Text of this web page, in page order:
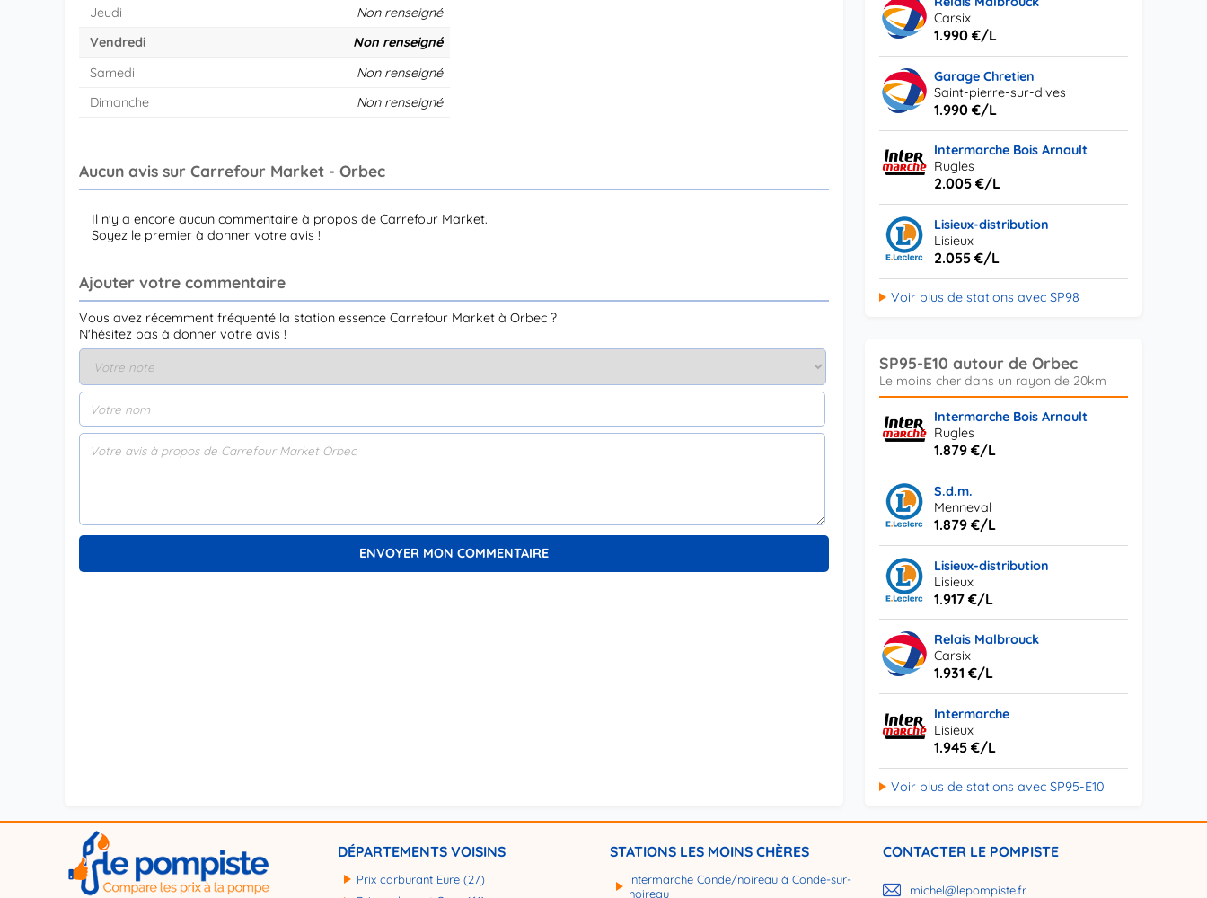
Jeudi
Non renseigné
Vendredi
Non renseigné
Samedi
Non renseigné
Dimanche
Non renseigné
Aucun avis sur Carrefour Market - Orbec
Il n'y a encore aucun commentaire à propos de Carrefour Market.
Soyez le premier à donner votre avis !
Ajouter votre commentaire
Vous avez récemment fréquenté la station essence Carrefour Market à Orbec ?
N'hésitez pas à donner votre avis !
Carsix
1.990 €/L
Garage Chretien
Saint-pierre-sur-dives
1.990 €/L
Intermarche Bois Arnault
Rugles
2.005 €/L
Lisieux-distribution
Lisieux
2.055 €/L
Voir plus de stations avec SP98
SP95-E10 autour de Orbec
Intermarche Bois Arnault
Rugles
1.879 €/L
S.d.m.
Menneval
1.879 €/L
Lisieux-distribution
Lisieux
1.917 €/L
Relais Malbrouck
Carsix
1.931 €/L
Intermarche
Lisieux
1.945 €/L
Voir plus de stations avec SP95-E10
DÉPARTEMENTS VOISINS
Prix carburant Eure (27)
STATIONS LES MOINS CHÈRES
Intermarche Conde/noireau à Conde-sur-
noireau
CONTACTER LE POMPISTE
michel@lepompiste.fr